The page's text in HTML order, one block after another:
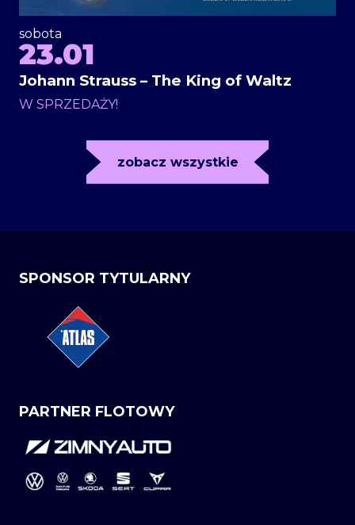
sobota
23.01
Johann Strauss – The King of Waltz
W SPRZEDAŻY!
zobacz wszystkie
SPONSOR TYTULARNY
PARTNER FLOTOWY